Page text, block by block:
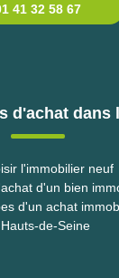
41 32 58 67
d'achat dans
l'immobilier neuf
d'un bien
d'un achat
Hauts-de-Seine